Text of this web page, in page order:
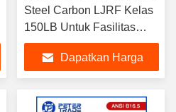
Steel Carbon LJRF Kelas
150LB Untuk Fasilitas
Generasi Listrik
Dapatkan Harga